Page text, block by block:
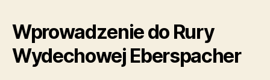
Wprowadzenie do Rury
Wydechowej Eberspacher